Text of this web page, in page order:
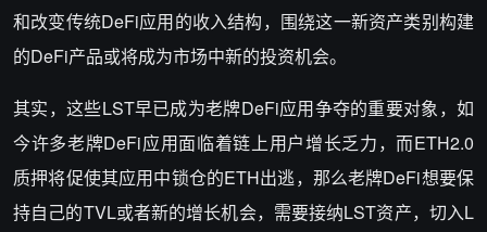
和改变传统DeFi应用的收入结构，围绕这一新资产类别构建
的DeFi产品或将成为市场中新的投资机会。
其实，这些LST早已成为老牌DeFi应用争夺的重要对象，如
今许多老牌DeFi应用面临着链上用户增长乏力，而ETH2.0
质押将促使其应用中锁仓的ETH出逃，那么老牌DeFi想要保
持自己的TVL或者新的增长机会，需要接纳LST资产，切入L